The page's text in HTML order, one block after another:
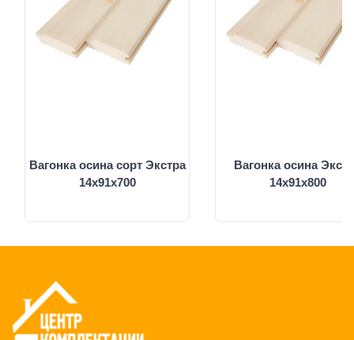
Вагонка осина сорт Экстра
14х91х700
Вагонка осина
14х91х800